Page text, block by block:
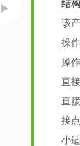
结
该
操
操
直
直
接
小